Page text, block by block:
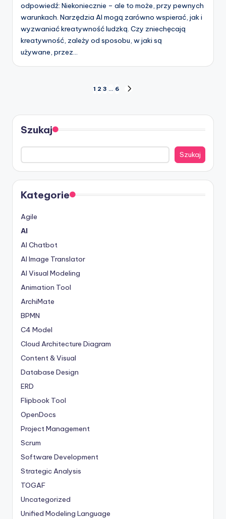
odpowiedź: Niekoniecznie – ale to może, przy pewnych
warunkach. Narzędzia AI mogą zarówno wspierać, jak i
wyzwaniać kreatywność ludzką. Czy zniechęcają
kreatywność, zależy od sposobu, w jaki są
używane, przez…
Stronicowanie
wpisów
1 2 3 … 6
Szukaj
Szukaj
Kategorie
Agile
AI
AI Chatbot
AI Image Translator
AI Visual Modeling
Animation Tool
ArchiMate
BPMN
C4 Model
Cloud Architecture Diagram
Content & Visual
Database Design
ERD
Flipbook Tool
OpenDocs
Project Management
Scrum
Software Development
Strategic Analysis
TOGAF
Uncategorized
Unified Modeling Language